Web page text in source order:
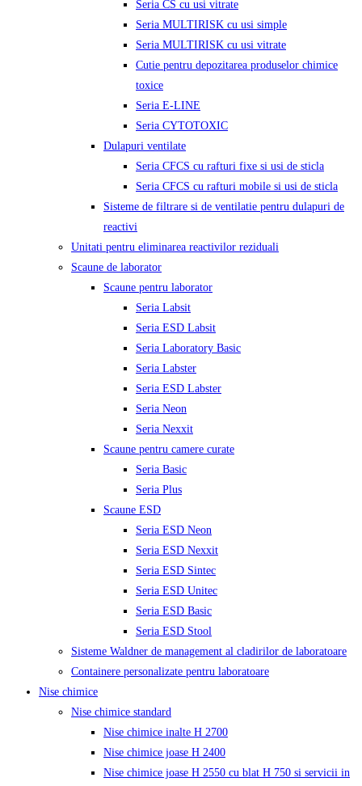
Seria CS cu usi vitrate
Seria MULTIRISK cu usi simple
Seria MULTIRISK cu usi vitrate
Cutie pentru depozitarea produselor chimice
toxice
Seria E-LINE
Seria CYTOTOXIC
Dulapuri ventilate
Seria CFCS cu rafturi fixe si usi de sticla
Seria CFCS cu rafturi mobile si usi de sticla
Sisteme de filtrare si de ventilatie pentru dulapuri de
reactivi
Unitati pentru eliminarea reactivilor reziduali
Scaune de laborator
Scaune pentru laborator
Seria Labsit
Seria ESD Labsit
Seria Laboratory Basic
Seria Labster
Seria ESD Labster
Seria Neon
Seria Nexxit
Scaune pentru camere curate
Seria Basic
Seria Plus
Scaune ESD
Seria ESD Neon
Seria ESD Nexxit
Seria ESD Sintec
Seria ESD Unitec
Seria ESD Basic
Seria ESD Stool
Sisteme Waldner de management al cladirilor de laboratoare
Containere personalizate pentru laboratoare
Nise chimice
Nise chimice standard
Nise chimice inalte H 2700
Nise chimice joase H 2400
Nise chimice joase H 2550 cu blat H 750 si servicii in